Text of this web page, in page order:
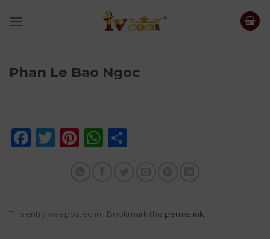
Phan Le Bao Ngoc
Facebook
Twitter
Pinterest
WhatsApp
This entry was posted in . Bookmark the permalink.